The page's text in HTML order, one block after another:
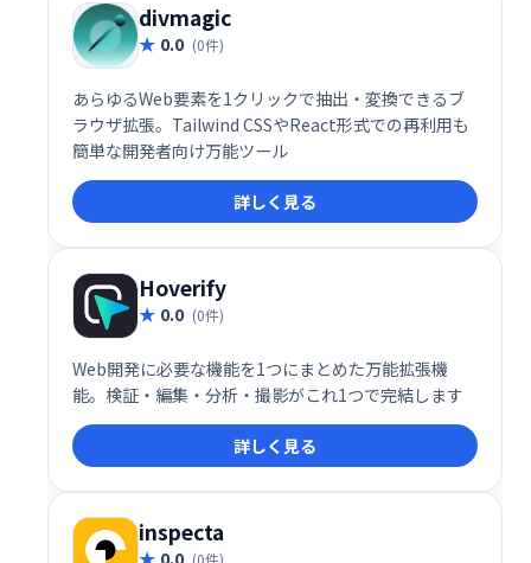
divmagic
0.0 (0件)
あらゆるWeb要素を1クリックで抽出・変換できるブ
ラウザ拡張。Tailwind CSSやReact形式での再利用も
簡単な開発者向け万能ツール
詳しく見る
Hoverify
0.0 (0件)
Web開発に必要な機能を1つにまとめた万能拡張機
能。検証・編集・分析・撮影がこれ1つで完結します
詳しく見る
inspecta
0.0